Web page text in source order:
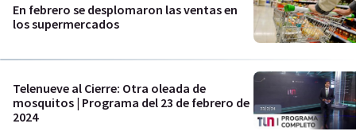
En febrero se desplomaron las ventas en
los supermercados
Telenueve al Cierre: Otra oleada de
mosquitos | Programa del 23 de febrero de
2024